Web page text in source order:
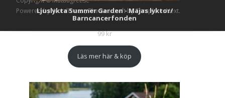
Ljuslykta Summer Garden - Majas lyktor/
Barncancerfonden
99kr
Läs mer här & köp
Powered by WordPress, Themei-craftby TemplatesNext.